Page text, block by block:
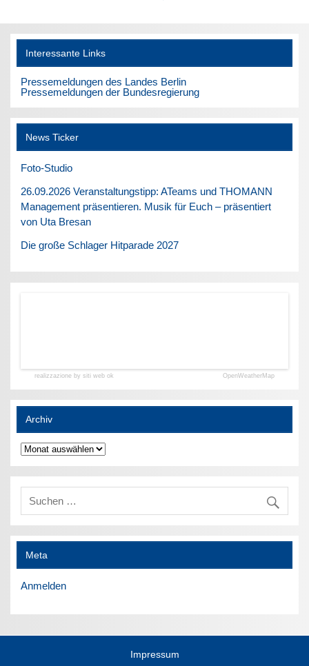
Interessante Links
Pressemeldungen des Landes Berlin
Pressemeldungen der Bundesregierung
News Ticker
Foto-Studio
26.09.2026 Veranstaltungstipp: ATeams und THOMANN
Management präsentieren. Musik für Euch – präsentiert
von Uta Bresan
Die große Schlager Hitparade 2027
realizzazione by siti web ok OpenWeatherMap
Archiv
Archiv
Meta
Anmelden
Impressum